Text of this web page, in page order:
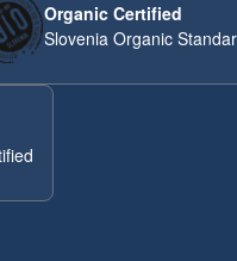
Organic Certified
Slovenia Organic